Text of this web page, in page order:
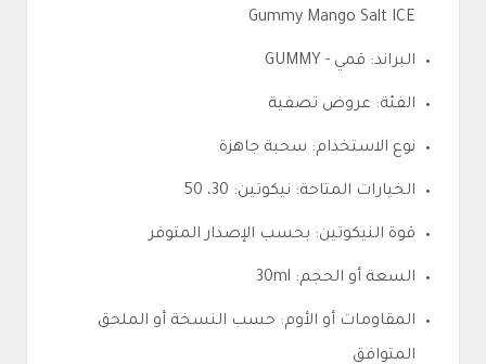
Gummy Mango Salt ICE
البراند: قمي - GUMMY
الفئة: عروض تصفية
نوع الاستخدام: سحبة جاهزة
الخيارات المتاحة: نيكوتين: 30، 50
قوة النيكوتين: بحسب الإصدار المتوفر
السعة أو الحجم: 30ml
المقاومات أو الأوم: حسب النسخة أو الملحق
المتوافق